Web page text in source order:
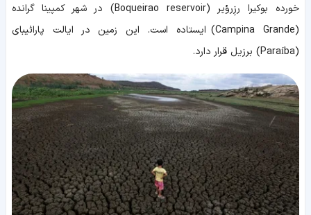
خورده بوکیرا رزِروُیر (Boqueirao reservoir) در شهر کمپینا گرانده
(Campina Grande) ایستاده است. این زمین در ایالت پارائیبای
(Paraíba) برزیل قرار دارد.